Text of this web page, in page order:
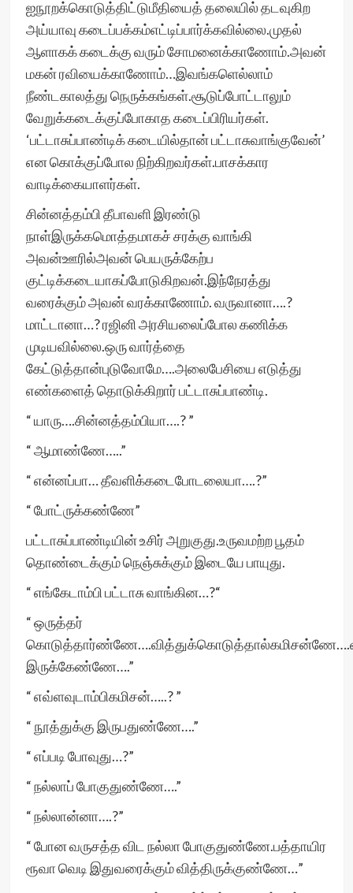
ஐநூறக்கொடுத்திட்டுமீதியைத் தலையில் தடவுகிற
அய்யாவு கடைப்பக்கம்எட்டிப்பார்க்கவில்லை.முதல்
ஆளாகக் கடைக்கு வரும் சோமனைக்காணோம்.அவன்
மகன் ரவியைக்காணோம்…இவங்களெல்லாம்
நீண்டகாலத்து நெருக்கங்கள்.சூடுப்போட்டாலும்
வேறுக்கடைக்குப்போகாத கடைப்பிரியர்கள்.
‘பட்டாசுப்பாண்டிக் கடையில்தான் பட்டாசுவாங்குவேன்’
என கொக்குப்போல நிற்கிறவர்கள்.பாசக்கார
வாடிக்கையாளர்கள்.
சின்னத்தம்பி தீபாவளி இரண்டு
நாள்இருக்கமொத்தமாகச் சரக்கு வாங்கி
அவன்ஊரில்அவன் பெயருக்கேற்ப
குட்டிக்கடையாகப்போடுகிறவன்.இந்நேரத்து
வரைக்கும் அவன் வரக்காணோம். வருவானா….?
மாட்டானா…? ரஜினி அரசியலைப்போல கணிக்க
முடியவில்லை.ஒரு வார்த்தை
கேட்டுத்தான்புடுவோமே….அலைபேசியை எடுத்து
எண்களைத் தொடுக்கிறார் பட்டாசுப்பாண்டி.
“ யாரு….சின்னத்தம்பியா….? ”
“ ஆமாண்ணே…..”
“ என்னப்பா… தீவளிக்கடைபோடலையா….?”
“ போட்ருக்கண்ணே”
பட்டாசுப்பாண்டியின் உசிர் அறுகுது.உருவமற்ற பூதம்
தொண்டைக்கும் நெஞ்சுக்கும் இடையே பாயுது.
“ எங்கேடாம்பி பட்டாசு வாங்கின…?“
“ ஒருத்தர்
இருக்கேண்ணே….”
“ எவ்ளவுடாம்பிகமிசன்…..? ”
“ நூத்துக்கு இருபதுண்ணே….”
“ எப்படி போவுது…?”
“ நல்லாப் போகுதுண்ணே….”
“ நல்லான்னா….?”
“ போன வருசத்த விட நல்லா போகுதுண்ணே.பத்தாயிர
ரூவா வெடி இதுவரைக்கும் வித்திருக்குண்ணே…”